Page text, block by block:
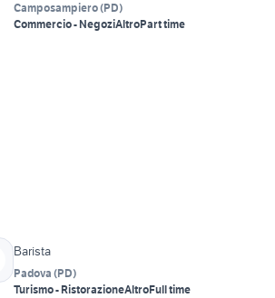
Camposampiero(PD)
Commercio - NegoziAltroPart time
Barista
Padova (PD)
Turismo - RistorazioneAltroFull time